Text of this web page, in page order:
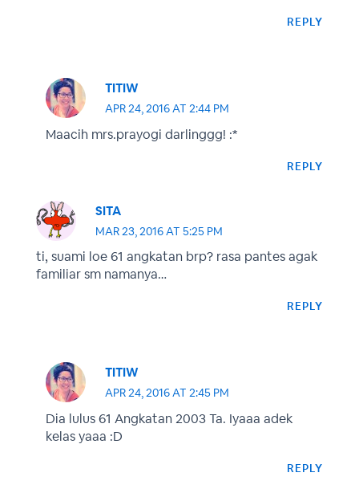
REPLY
TITIW
APR 24, 2016 AT 2:44 PM
Maacih mrs.prayogi darlinggg! :*
REPLY
SITA
MAR 23, 2016 AT 5:25 PM
ti, suami loe 61 angkatan brp? rasa pantes agak
familiar sm namanya…
REPLY
TITIW
APR 24, 2016 AT 2:45 PM
Dia lulus 61 Angkatan 2003 Ta. Iyaaa adek
kelas yaaa :D
REPLY